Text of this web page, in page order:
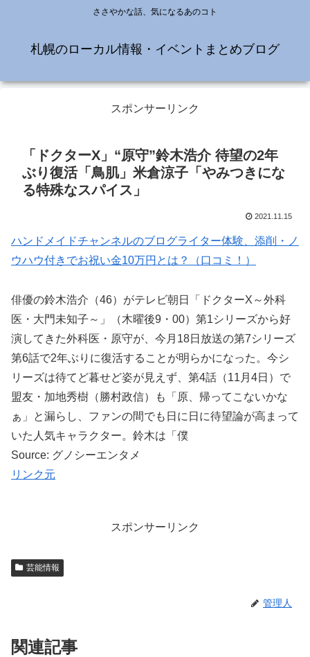
ささやかな話、気になるあのコト
札幌のローカル情報・イベントまとめブログ
スポンサーリンク
「ドクターX」“原守”鈴木浩介 待望の2年
ぶり復活「鳥肌」米倉涼子「やみつきにな
る特殊なスパイス」
2021.11.15
ハンドメイドチャンネルのブログライター体験、添削・ノ
ウハウ付きでお祝い金10万円とは？（口コミ！）
俳優の鈴木浩介（46）がテレビ朝日「ドクターX～外科
医・大門未知子～」（木曜後9・00）第1シリーズから好
演してきた外科医・原守が、今月18日放送の第7シリーズ
第6話で2年ぶりに復活することが明らかになった。今シ
リーズは待てど暮せど姿が見えず、第4話（11月4日）で
盟友・加地秀樹（勝村政信）も「原、帰ってこないかな
ぁ」と漏らし、ファンの間でも日に日に待望論が高まって
いた人気キャラクター。鈴木は「僕
Source: グノシーエンタメ
リンク元
スポンサーリンク
芸能情報
管理人
関連記事